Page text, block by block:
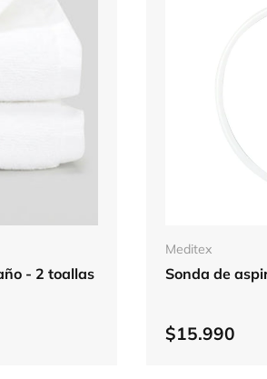
- 2 toallas
Meditex
Sonda de
$15.990